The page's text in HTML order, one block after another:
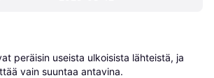
peräisin useista ulkoisista lähteistä, ja
vain suuntaa antavina.